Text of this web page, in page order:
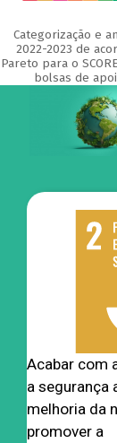
Categorização e
2022-2023 de
Pareto para o
bolsas de
Acabar com
a segurança
melhoria da
promover a